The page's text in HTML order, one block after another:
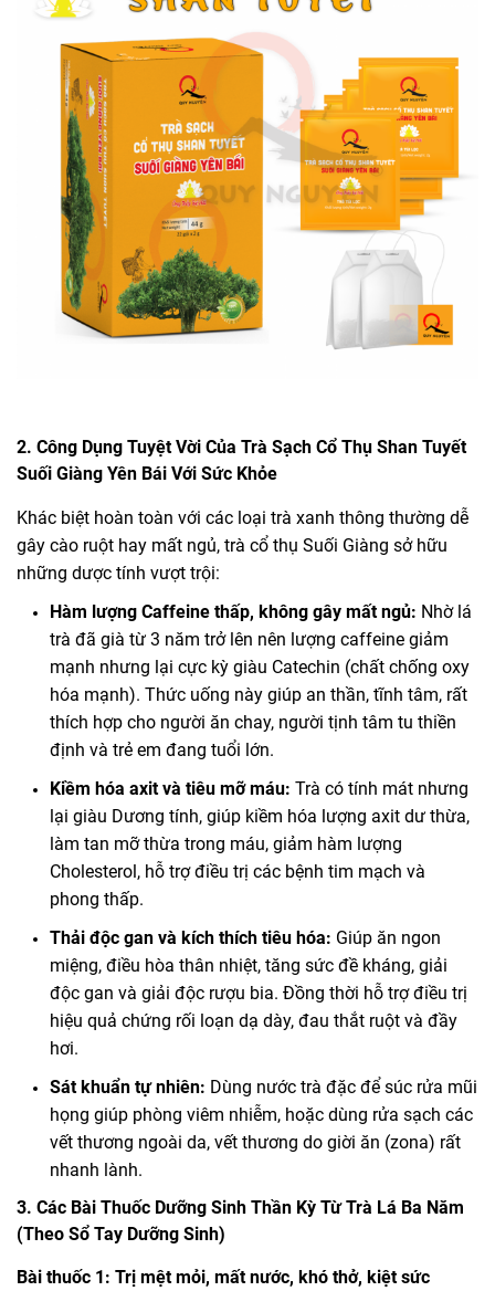
2. Công Dụng Tuyệt Vời Của Trà Sạch Cổ Thụ Shan Tuyết
Suối Giàng Yên Bái Với Sức Khỏe
Khác biệt hoàn toàn với các loại trà xanh thông thường dễ
gây cào ruột hay mất ngủ, trà cổ thụ Suối Giàng sở hữu
những dược tính vượt trội:
Hàm lượng Caffeine thấp, không gây mất ngủ: Nhờ lá
trà đã già từ 3 năm trở lên nên lượng caffeine giảm
mạnh nhưng lại cực kỳ giàu Catechin (chất chống oxy
hóa mạnh). Thức uống này giúp an thần, tĩnh tâm, rất
thích hợp cho người ăn chay, người tịnh tâm tu thiền
định và trẻ em đang tuổi lớn.
Kiềm hóa axit và tiêu mỡ máu: Trà có tính mát nhưng
lại giàu Dương tính, giúp kiềm hóa lượng axit dư thừa,
làm tan mỡ thừa trong máu, giảm hàm lượng
Cholesterol, hỗ trợ điều trị các bệnh tim mạch và
phong thấp.
Thải độc gan và kích thích tiêu hóa: Giúp ăn ngon
miệng, điều hòa thân nhiệt, tăng sức đề kháng, giải
độc gan và giải độc rượu bia. Đồng thời hỗ trợ điều trị
hiệu quả chứng rối loạn dạ dày, đau thắt ruột và đầy
hơi.
Sát khuẩn tự nhiên: Dùng nước trà đặc để súc rửa mũi
họng giúp phòng viêm nhiễm, hoặc dùng rửa sạch các
vết thương ngoài da, vết thương do giời ăn (zona) rất
nhanh lành.
3. Các Bài Thuốc Dưỡng Sinh Thần Kỳ Từ Trà Lá Ba Năm
(Theo Sổ Tay Dưỡng Sinh)
Bài thuốc 1: Trị mệt mỏi, mất nước, khó thở, kiệt sức